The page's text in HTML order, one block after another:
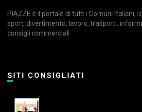
PIAZZE è il portale di tutti i Comuni Italiani,
sport, divertimento, lavoro, trasporti,
consigli commerciali
SITI CONSIGLIATI